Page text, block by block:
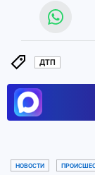
ДТП
НОВОСТИ